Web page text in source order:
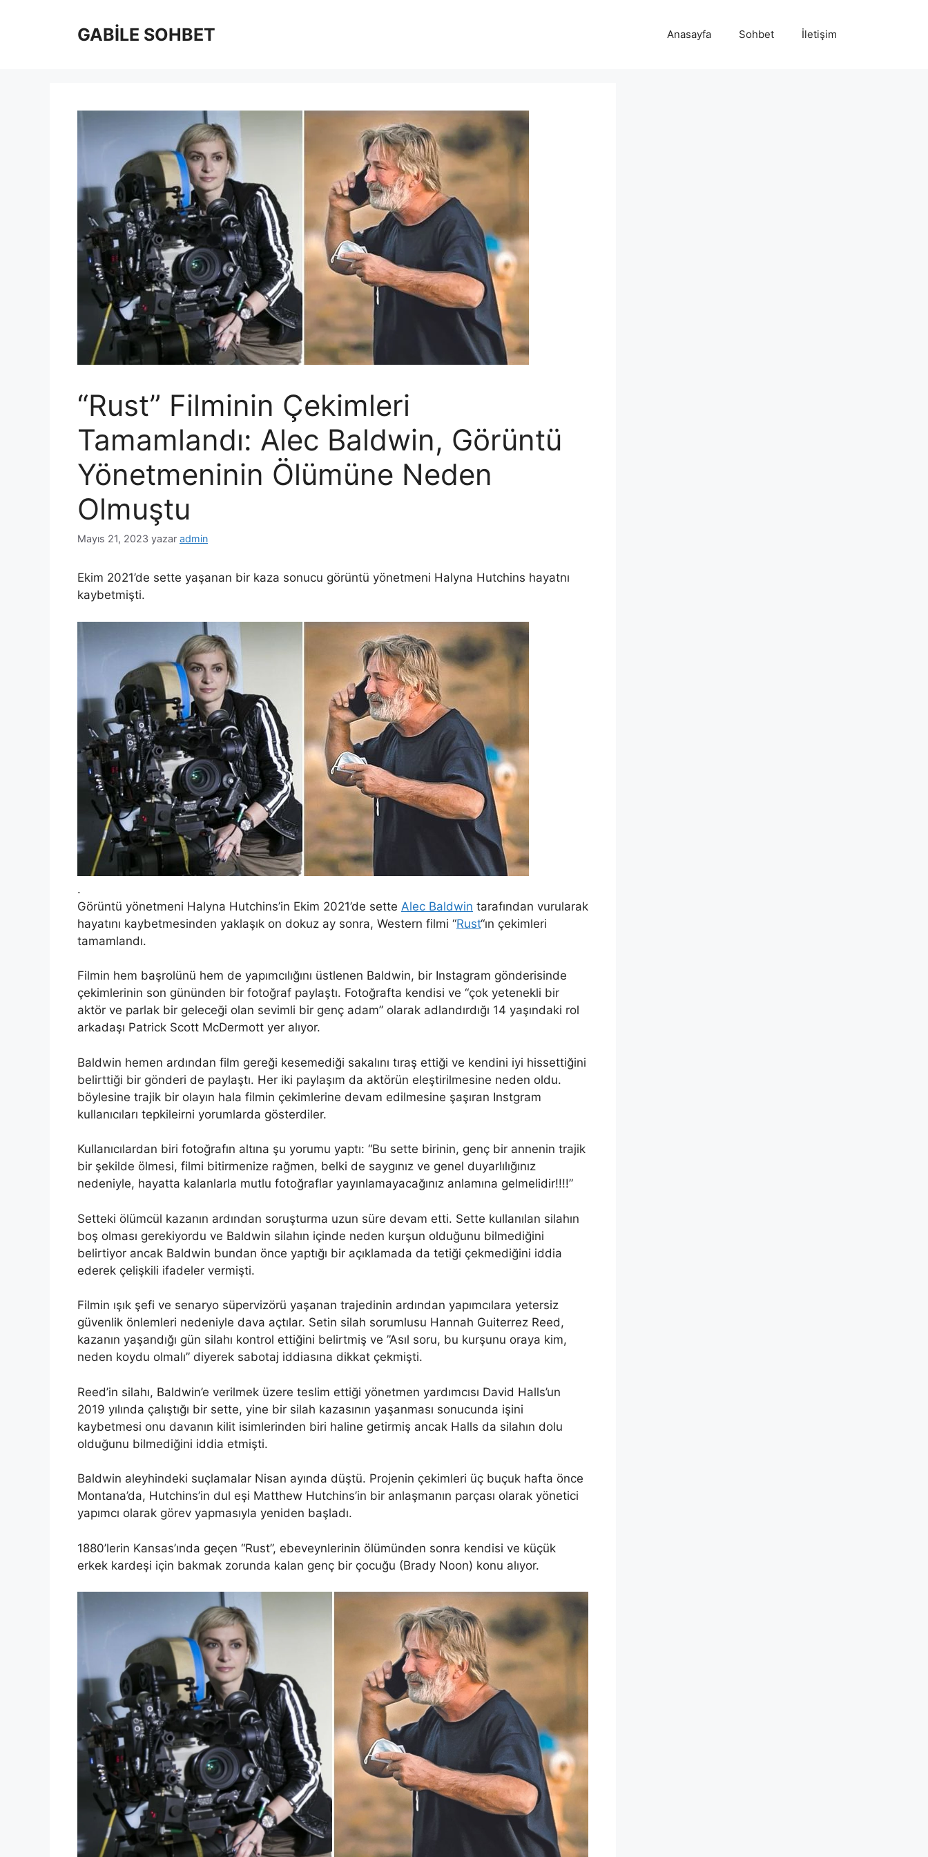
GABİLE SOHBET Anasayfa Sohbet İletişim
“Rust” Filminin Çekimleri
Tamamlandı: Alec Baldwin, Görüntü
Yönetmeninin Ölümüne Neden
Olmuştu
Mayıs 21, 2023 yazar admin
Ekim 2021’de sette yaşanan bir kaza sonucu görüntü yönetmeni Halyna Hutchins hayatnı
kaybetmişti.
.
Görüntü yönetmeni Halyna Hutchins’in Ekim 2021’de sette Alec Baldwin tarafından vurularak
hayatını kaybetmesinden yaklaşık on dokuz ay sonra, Western filmi “Rust“ın çekimleri
tamamlandı.
Filmin hem başrolünü hem de yapımcılığını üstlenen Baldwin, bir Instagram gönderisinde
çekimlerinin son gününden bir fotoğraf paylaştı. Fotoğrafta kendisi ve “çok yetenekli bir
aktör ve parlak bir geleceği olan sevimli bir genç adam” olarak adlandırdığı 14 yaşındaki rol
arkadaşı Patrick Scott McDermott yer alıyor.
Baldwin hemen ardından film gereği kesemediği sakalını tıraş ettiği ve kendini iyi hissettiğini
belirttiği bir gönderi de paylaştı. Her iki paylaşım da aktörün eleştirilmesine neden oldu.
böylesine trajik bir olayın hala filmin çekimlerine devam edilmesine şaşıran Instgram
kullanıcıları tepkileirni yorumlarda gösterdiler.
Kullanıcılardan biri fotoğrafın altına şu yorumu yaptı: “Bu sette birinin, genç bir annenin trajik
bir şekilde ölmesi, filmi bitirmenize rağmen, belki de saygınız ve genel duyarlılığınız
nedeniyle, hayatta kalanlarla mutlu fotoğraflar yayınlamayacağınız anlamına gelmelidir!!!!”
Setteki ölümcül kazanın ardından soruşturma uzun süre devam etti. Sette kullanılan silahın
boş olması gerekiyordu ve Baldwin silahın içinde neden kurşun olduğunu bilmediğini
belirtiyor ancak Baldwin bundan önce yaptığı bir açıklamada da tetiği çekmediğini iddia
ederek çelişkili ifadeler vermişti.
Filmin ışık şefi ve senaryo süpervizörü yaşanan trajedinin ardından yapımcılara yetersiz
güvenlik önlemleri nedeniyle dava açtılar. Setin silah sorumlusu Hannah Guiterrez Reed,
kazanın yaşandığı gün silahı kontrol ettiğini belirtmiş ve ”Asıl soru, bu kurşunu oraya kim,
neden koydu olmalı” diyerek sabotaj iddiasına dikkat çekmişti.
Reed’in silahı, Baldwin’e verilmek üzere teslim ettiği yönetmen yardımcısı David Halls’un
2019 yılında çalıştığı bir sette, yine bir silah kazasının yaşanması sonucunda işini
kaybetmesi onu davanın kilit isimlerinden biri haline getirmiş ancak Halls da silahın dolu
olduğunu bilmediğini iddia etmişti.
Baldwin aleyhindeki suçlamalar Nisan ayında düştü. Projenin çekimleri üç buçuk hafta önce
Montana’da, Hutchins’in dul eşi Matthew Hutchins’in bir anlaşmanın parçası olarak yönetici
yapımcı olarak görev yapmasıyla yeniden başladı.
1880’lerin Kansas’ında geçen “Rust”, ebeveynlerinin ölümünden sonra kendisi ve küçük
erkek kardeşi için bakmak zorunda kalan genç bir çocuğu (Brady Noon) konu alıyor.